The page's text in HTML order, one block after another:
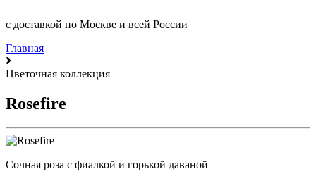
с доставкой по Москве и всей России
Главная
Цветочная коллекция
Rosefire
Сочная роза с фиалкой и горькой даваной